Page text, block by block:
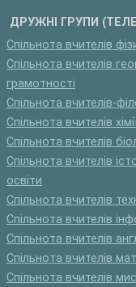
ДРУЖНІ ГРУПИ
Спільнота вчителів
Спільнота вчителів
грамотності
Спільнота вчителів-
Спільнота вчителів
Спільнота вчителів
Спільнота вчителів
освіти
Спільнота вчителів
Спільнота вчителів
Спільнота вчителів
Спільнота вчителів
Спільнота вчителів